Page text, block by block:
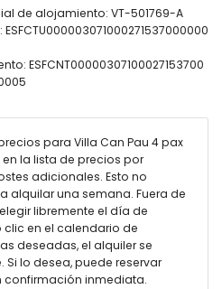
160 cm) y baño en suite
con lavabo, ducha y sanitario
y sanitario
de laguna de 12 m x 4 m y 2 m de
árboles y mobiliario de
1 está cubierta
exterior
cubiertas privadas y 3 plazas
de alojamiento: VT-501769-A
ESFCNT00000307100027153700
precios para Villa Can Pau 4 pax
la lista de precios por
adicionales. Esto no
alquilar una semana. Fuera de
libremente el día de
en el calendario de
deseadas, el alquiler se
lo desea, puede reservar
confirmación inmediata.